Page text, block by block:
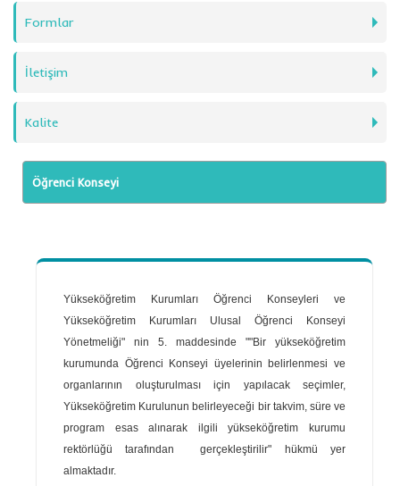
Formlar
İletişim
Kalite
Öğrenci Konseyi
Yükseköğretim Kurumları Öğrenci Konseyleri ve
Yükseköğretim Kurumları Ulusal Öğrenci Konseyi
Yönetmeliği" nin 5. maddesinde ""Bir yükseköğretim
kurumunda Öğrenci Konseyi üyelerinin belirlenmesi ve
organlarının oluşturulması için yapılacak seçimler,
Yükseköğretim Kurulunun belirleyeceği bir takvim, süre ve
program esas alınarak ilgili yükseköğretim kurumu
rektörlüğü tarafından gerçekleştirilir" hükmü yer
almaktadır.